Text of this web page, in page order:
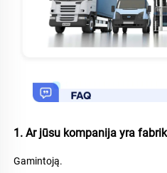
1. Ar jūsu kompanija yra
Gamintoją.